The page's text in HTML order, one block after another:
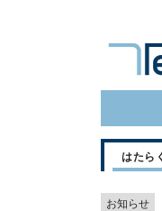
はたら
お知らせ